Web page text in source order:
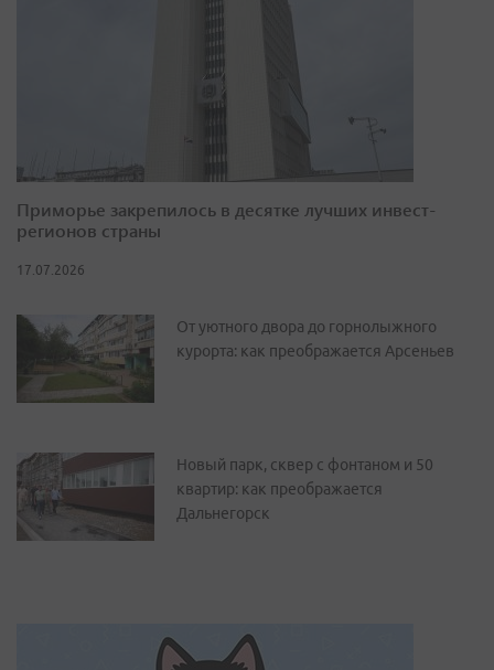
Приморье закрепилось в десятке лучших инвест-
регионов страны
17.07.2026
От уютного двора до горнолыжного
курорта: как преображается Арсеньев
Новый парк, сквер с фонтаном и 50
квартир: как преображается
Дальнегорск